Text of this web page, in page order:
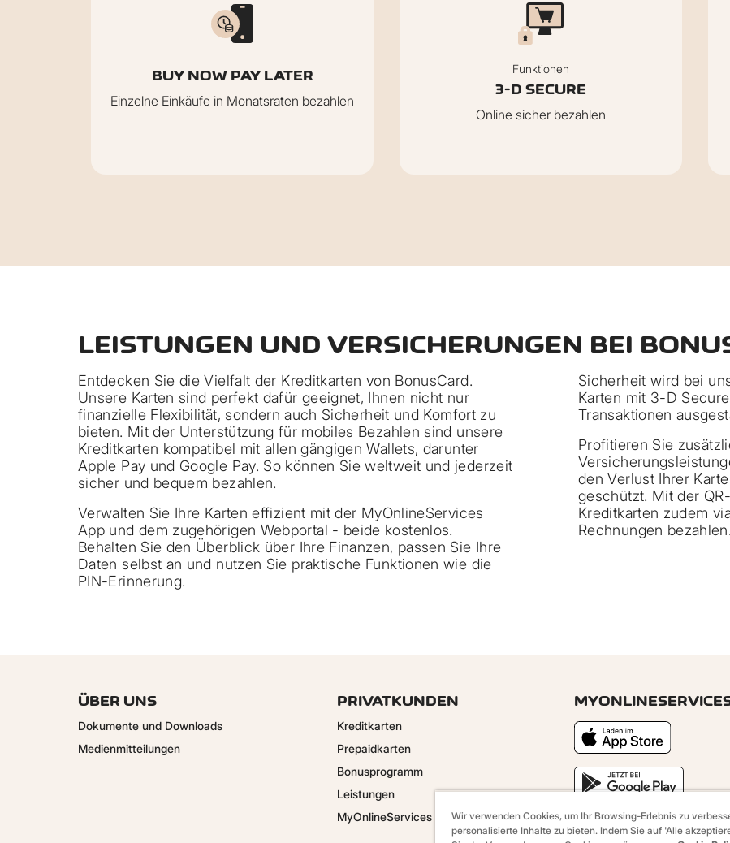
BUY NOW PAY LATER
Einzelne Einkäufe in Monatsraten bezahlen
Funktionen
3-D SECURE
Online sicher bezahlen
LEISTUNGEN UND VERSICHERUNGEN BEI
Entdecken Sie die Vielfalt der Kreditkarten von BonusCard.
Unsere Karten sind perfekt dafür geeignet, Ihnen nicht nur
finanzielle Flexibilität, sondern auch Sicherheit und Komfort zu
bieten. Mit der Unterstützung für mobiles Bezahlen sind unsere
Kreditkarten kompatibel mit allen gängigen Wallets, darunter
Apple Pay und Google Pay. So können Sie weltweit und jederzeit
sicher und bequem bezahlen.
Verwalten Sie Ihre Karten effizient mit der MyOnlineServices
App und dem zugehörigen Webportal - beide kostenlos.
Behalten Sie den Überblick über Ihre Finanzen, passen Sie Ihre
Daten selbst an und nutzen Sie praktische Funktionen wie die
PIN-Erinnerung.
Sicherheit wird bei
Karten mit 3-D
Transaktionen
Profitieren Sie
den Verlust Ihrer
geschützt. Mit der
Kreditkarten zudem
Rechnungen bezahlen.
ÜBER UNS
Dokumente und Downloads
Medienmitteilungen
PRIVATKUNDEN
Kreditkarten
Prepaidkarten
Bonusprogramm
Leistungen
MyOnlineServices AppWir verwenden Cookies, um Ihr Browsing-Erlebnis zu
personalisierte Inhalte zu bieten. Indem Sie auf 'Alle